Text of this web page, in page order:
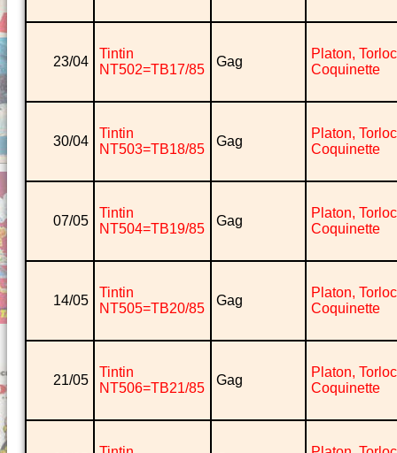
23/04
Tintin
NT502=TB17/85
Gag
Platon,
Coquinette
30/04
Tintin
NT503=TB18/85
Gag
Platon,
Coquinette
07/05
Tintin
NT504=TB19/85
Gag
Platon,
Coquinette
14/05
Tintin
NT505=TB20/85
Gag
Platon,
Coquinette
21/05
Tintin
NT506=TB21/85
Gag
Platon,
Coquinette